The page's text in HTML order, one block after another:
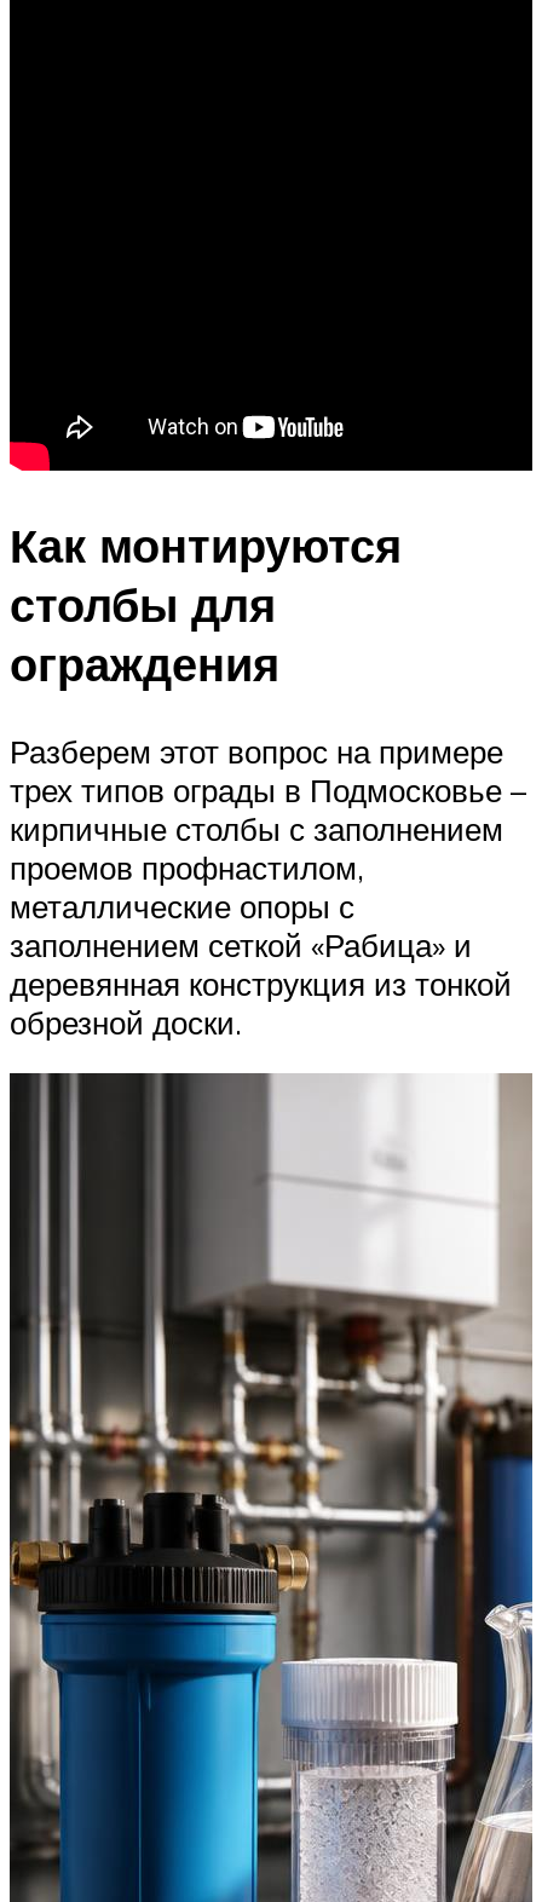
Как монтируются
столбы для
ограждения
Разберем этот вопрос на примере
трех типов ограды в Подмосковье –
кирпичные столбы с заполнением
проемов профнастилом,
металлические опоры с
заполнением сеткой «Рабица» и
деревянная конструкция из тонкой
обрезной доски.